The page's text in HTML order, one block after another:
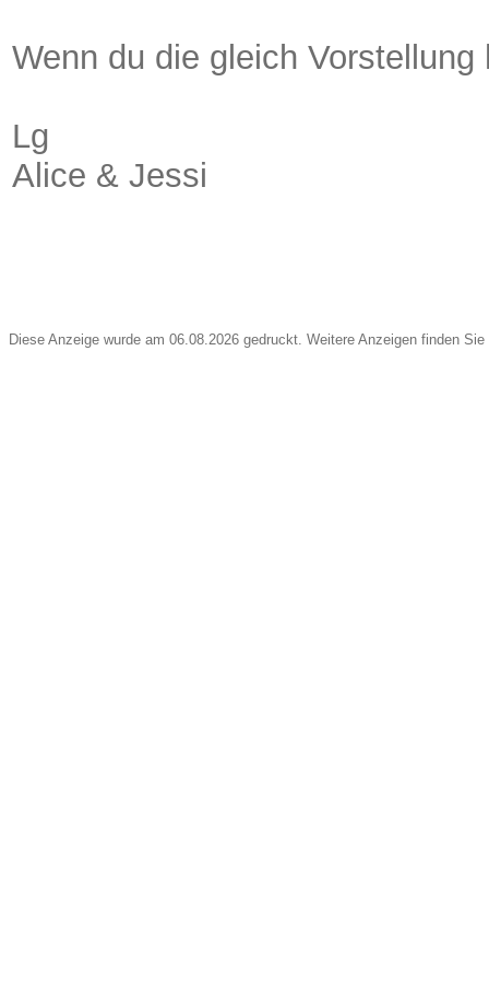
Wenn du die gleich
Lg
Alice & Jessi
Diese Anzeige wurde am 06.08.2026 gedruckt. Weitere Anzeigen finden